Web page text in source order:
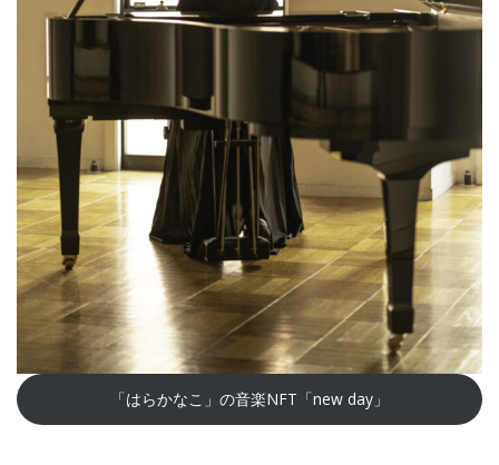
「はらかなこ」の音楽NFT「new day」